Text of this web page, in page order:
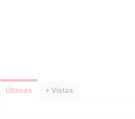
Últimas + Vistas